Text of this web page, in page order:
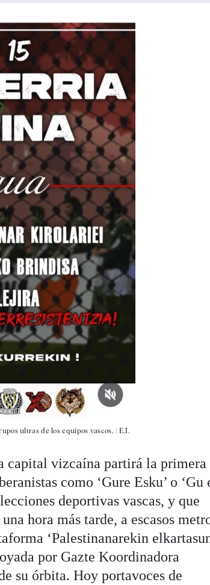
ultras de los equipos vascos. | E.I.
capital vizcaína partirá la primera
como ‘Gure Esku’ o ‘Gu
deportivas vascas, y que
hora más tarde, a escasos
‘Palestinanarekin
por Gazte Koordinadora
su órbita. Hoy portavoces de